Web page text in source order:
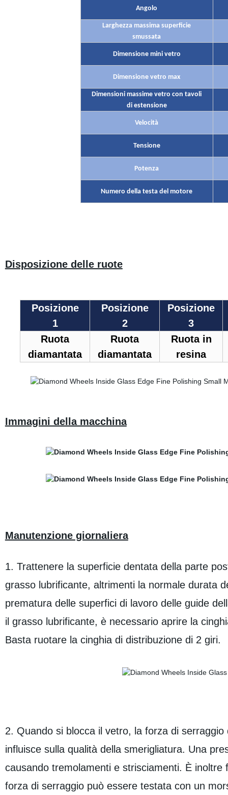
Angolo
Larghezza massima superficie
smussata
Dimensione mini vetro
Dimensione vetro max
Dimensioni massime vetro con tavoli
di estensione
Velocità
Tensione
Potenza
Numero della testa del motore
Disposizione delle ruote
Posizione
1
Posizione
2
Posizione
3
Ruota
diamantata
Ruota
diamantata
Ruota in
resina
Immagini della macchina
Manutenzione giornaliera
1. Trattenere la superficie dentata della parte
grasso lubrificante, altrimenti la normale durata
prematura delle superfici di lavoro delle guide
il grasso lubrificante, è necessario aprire la
Basta ruotare la cinghia di distribuzione di 2 giri.
2. Quando si blocca il vetro, la forza di
influisce sulla qualità della smerigliatura. Una
causando tremolamenti e strisciamenti. È
forza di serraggio può essere testata con un